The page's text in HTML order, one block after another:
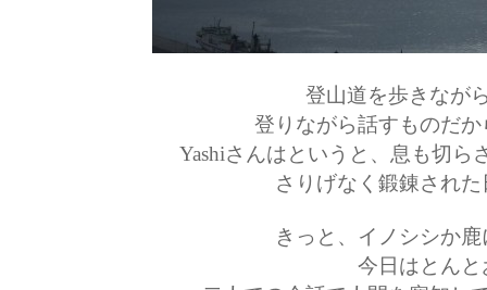
登山道を歩きなが
登りながら話すものだ
Yashiさんはというと、息も切
さりげなく鍛錬され
きっと、イノシシか
今日はとん